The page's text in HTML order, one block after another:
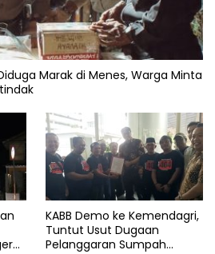
Marak di Menes, Warga Minta
KABB Demo ke Kemendagri,
Tuntut Usut Dugaan
Pelanggaran Sumpah